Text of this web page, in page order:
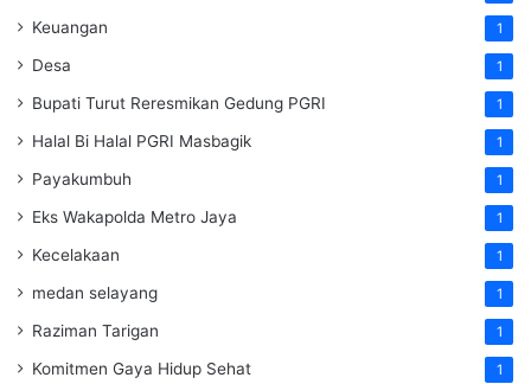
Keuangan 1
Desa 1
Bupati Turut Reresmikan Gedung PGRI 1
Halal Bi Halal PGRI Masbagik 1
Payakumbuh 1
Eks Wakapolda Metro Jaya 1
Kecelakaan 1
medan selayang 1
Raziman Tarigan 1
Komitmen Gaya Hidup Sehat 1